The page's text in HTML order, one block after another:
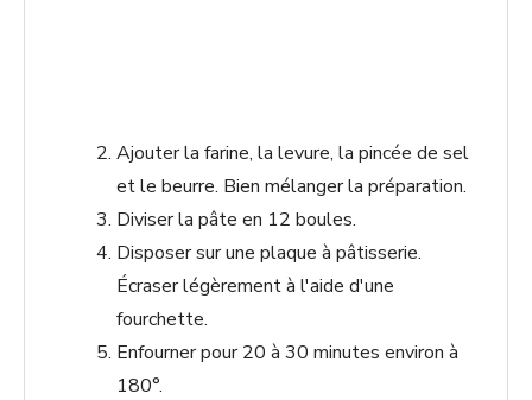
Ajouter la farine, la levure, la pincée de sel
et le beurre. Bien mélanger la préparation.
Diviser la pâte en 12 boules.
Disposer sur une plaque à pâtisserie.
Écraser légèrement à l'aide d'une
fourchette.
Enfourner pour 20 à 30 minutes environ à
180°.